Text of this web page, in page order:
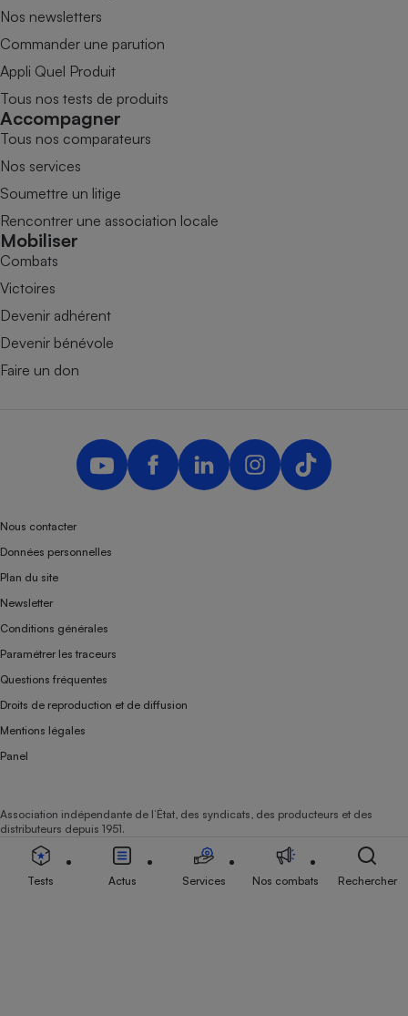
Nos newsletters
Commander une parution
Appli Quel Produit
Tous nos tests de produits
Accompagner
Tous nos comparateurs
Nos services
Soumettre un litige
Rencontrer une association locale
Mobiliser
Combats
Victoires
Devenir adhérent
Devenir bénévole
Faire un don
Nous contacter
Données personnelles
Plan du site
Newsletter
Conditions générales
Paramétrer les traceurs
Questions fréquentes
Droits de reproduction et de diffusion
Mentions légales
Panel
Association indépendante de l’État, des syndicats, des producteurs et des
distributeurs depuis 1951.
Tests Actus Services Nos combats Rechercher